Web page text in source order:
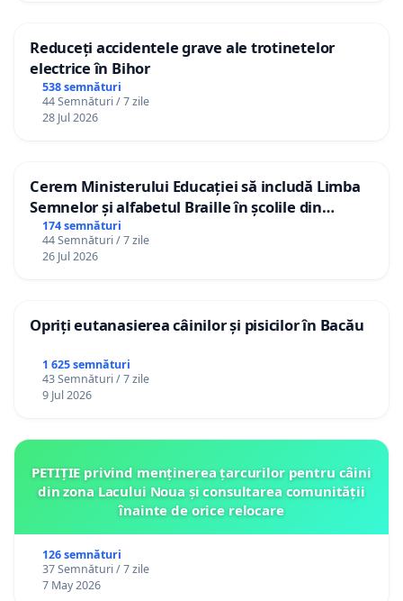
Reduceți accidentele grave ale trotinetelor
electrice în Bihor
538 semnături
44 Semnături / 7 zile
28 Jul 2026
Cerem Ministerului Educației să includă Limba
Semnelor și alfabetul Braille în școlile din
Republica Moldova!
174 semnături
44 Semnături / 7 zile
26 Jul 2026
Opriți eutanasierea câinilor și pisicilor în Bacău
1 625 semnături
43 Semnături / 7 zile
9 Jul 2026
PETIȚIE privind menținerea țarcurilor pentru câini
din zona Lacului Noua și consultarea comunității
înainte de orice relocare
126 semnături
37 Semnături / 7 zile
7 May 2026